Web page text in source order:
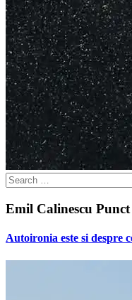
Search
for:
Emil Calinescu
Autoironia este si despre